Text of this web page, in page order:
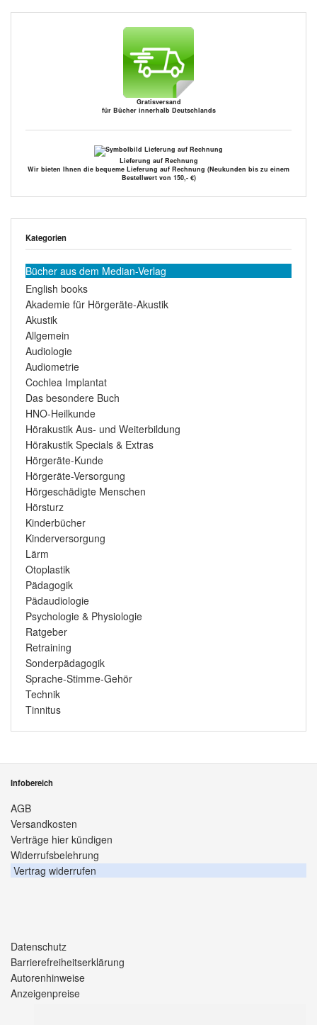
Gratisversand
für Bücher innerhalb Deutschlands
Lieferung auf Rechnung
Wir bieten Ihnen die bequeme Lieferung auf Rechnung (Neukunden bis zu einem
Bestellwert von 150,- €)
Kategorien
Bücher aus dem Median-Verlag
English books
Akademie für Hörgeräte-Akustik
Akustik
Allgemein
Audiologie
Audiometrie
Cochlea Implantat
Das besondere Buch
HNO-Heilkunde
Hörakustik Aus- und Weiterbildung
Hörakustik Specials & Extras
Hörgeräte-Kunde
Hörgeräte-Versorgung
Hörgeschädigte Menschen
Hörsturz
Kinderbücher
Kinderversorgung
Lärm
Otoplastik
Pädagogik
Pädaudiologie
Psychologie & Physiologie
Ratgeber
Retraining
Sonderpädagogik
Sprache-Stimme-Gehör
Technik
Tinnitus
Infobereich
AGB
Versandkosten
Verträge hier kündigen
Widerrufsbelehrung
Vertrag widerrufen
Datenschutz
Barrierefreiheitserklärung
Autorenhinweise
Anzeigenpreise